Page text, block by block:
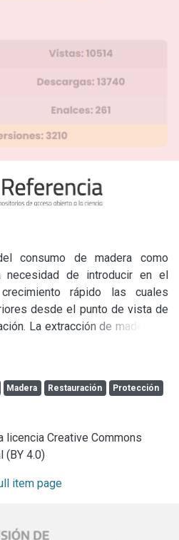
consumo de madera como
de introducir en el
rápido las cuales
desde el punto de vista de
La extracción de madera en
sin medir las consecuencias
lento, que demoraban
en pie aquellos árboles de
de esta sobreexplotación
de la protección de
de madera para mejorar su
en servicio. Por otra parte,
continúa buscando, la forma de
Por estos motivos, en los
Madera Restauración Protección
licencia Creative Commons
(BY 4.0)
item page